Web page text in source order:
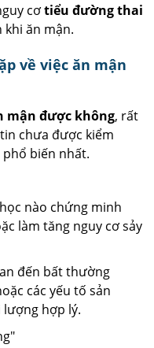
cơtiểu đường thai
khi ăn mận.
về việc ăn mận
mận được không, rất
chưa được kiểm
biến nhất.
nào chứng minh
làm tăng nguy cơ sảy
đến bất thường
các yếu tố sản
lượng hợp lý.